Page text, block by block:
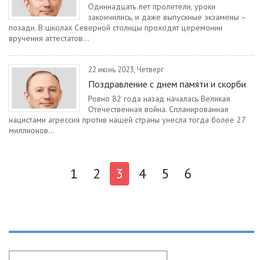
Одиннадцать лет пролетели, уроки
закончились, и даже выпускные экзамены –
позади. В школах Северной столицы проходят церемонии
вручения аттестатов...
22 июнь 2023, Четверг
Поздравление с днем памяти и скорби
Ровно 82 года назад началась Великая
Отечественная война. Спланированная
нацистами агрессия против нашей страны унесла тогда более 27
миллионов...
1 2 3 4 5 6